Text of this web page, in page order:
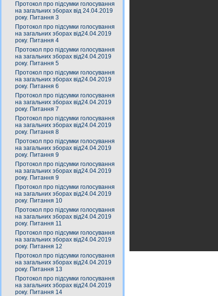
Протокол про підсумки голосування
на загальних зборах від 24.04.2019
року. Питання 3
Протокол про підсумки голосування
на загальних зборах від24.04.2019
року. Питання 4
Протокол про підсумки голосування
на загальних зборах від24.04.2019
року. Питання 5
Протокол про підсумки голосування
на загальних зборах від24.04.2019
року. Питання 6
Протокол про підсумки голосування
на загальних зборах від24.04.2019
року. Питання 7
Протокол про підсумки голосування
на загальних зборах від24.04.2019
року. Питання 8
Протокол про підсумки голосування
на загальних зборах від24.04.2019
року. Питання 9
Протокол про підсумки голосування
на загальних зборах від24.04.2019
року. Питання 9
Протокол про підсумки голосування
на загальних зборах від24.04.2019
року. Питання 10
Протокол про підсумки голосування
на загальних зборах від24.04.2019
року. Питання 11
Протокол про підсумки голосування
на загальних зборах від24.04.2019
року. Питання 12
Протокол про підсумки голосування
на загальних зборах від24.04.2019
року. Питання 13
Протокол про підсумки голосування
на загальних зборах від24.04.2019
року. Питання 14